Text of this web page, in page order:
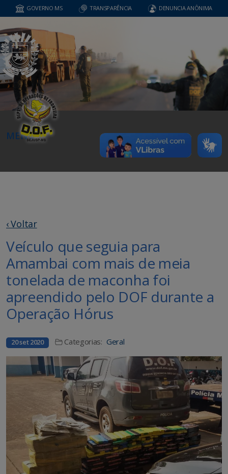
GOVERNO MS TRANSPARÊNCIA DENUNCIA ANÔNIMA
MENU
‹ Voltar
Veículo que seguia para
Amambai com mais de meia
tonelada de maconha foi
apreendido pelo DOF durante a
Operação Hórus
20 set 2020 Categorias: Geral